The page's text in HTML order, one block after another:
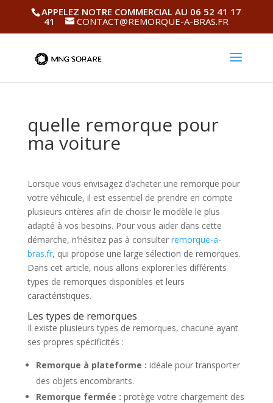
APPELEZ NOTRE COMMERCIAL AU 06 52 41 17
41
CONTACT@REMORQUE-A-BRAS.FR
quelle remorque pour
ma voiture
Lorsque vous envisagez d’acheter une remorque pour
votre véhicule, il est essentiel de prendre en compte
plusieurs critères afin de choisir le modèle le plus
adapté à vos besoins. Pour vous aider dans cette
démarche, n’hésitez pas à consulter remorque-a-
bras.fr, qui propose une large sélection de remorques.
Dans cet article, nous allons explorer les différents
types de remorques disponibles et leurs
caractéristiques.
Les types de remorques
Il existe plusieurs types de remorques, chacune ayant
ses propres spécificités :
Remorque à plateforme : idéale pour transporter
des objets encombrants.
Remorque fermée : protège votre chargement des